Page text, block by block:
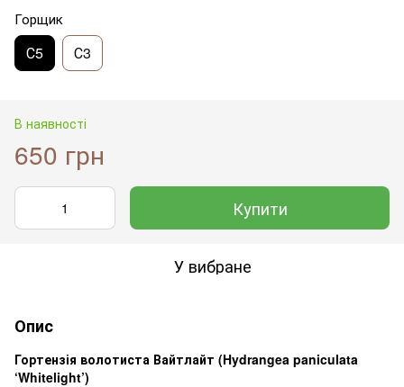
Горщик
С5 С3
В наявності
650 грн
Купити
У вибране
Опис
Гортензія волотиста Вайтлайт (Hydrangea paniculata
‘Whitelight’)